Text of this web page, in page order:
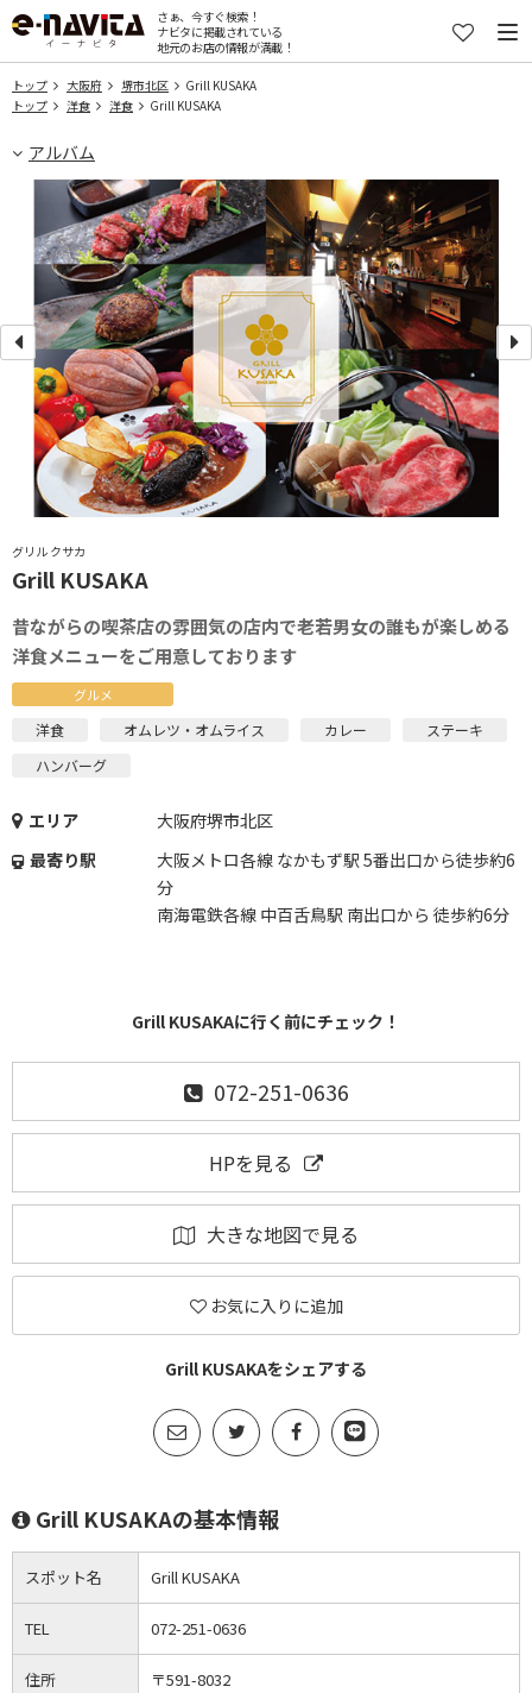
さぁ、今すぐ検索！
ナビタに掲載されている
地元のお店の情報が満載！
トップ 大阪府 堺市北区
Grill KUSAKA
トップ
洋食 洋食 Grill KUSAKA
アルバム
グリル クサカ
Grill KUSAKA
昔ながらの喫茶店の雰囲気の店内で老若男女の誰もが楽しめる
洋食メニューをご用意しております
グルメ
洋食 オムレツ・オムライス カレー
ステーキ
ハンバーグ
エリア
大阪府堺市北区
最寄り駅
大阪メトロ各線 なかもず駅 5番出口から徒歩約6
分
南海電鉄各線 中百舌鳥駅 南出口から 徒歩約6分
Grill KUSAKAに行く前にチェック！
072-251-0636
HPを見る
大きな地図で見る
お気に入りに追加
Grill KUSAKAをシェアする
Grill KUSAKAの基本情報
スポット名 Grill KUSAKA
TEL 072-251-0636
住所
〒591-8032